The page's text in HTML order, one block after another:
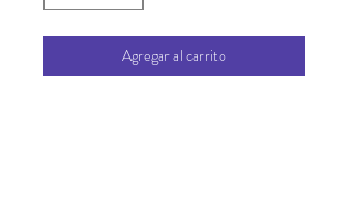
Agregar al carrito